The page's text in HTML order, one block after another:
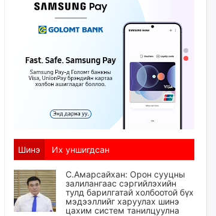
Шинэ Их уншигдсан
С.Амарсайхан: Орон сууцны
залилангаас сэргийлэхийн
тулд барилгатай холбоотой бүх
мэдээллийг харуулах шинэ
цахим систем танилцуулна